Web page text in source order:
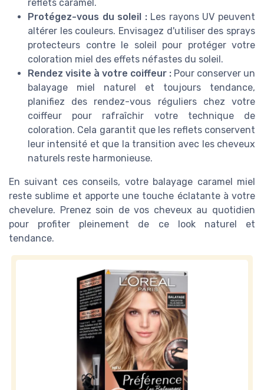
reflets caramel.
Protégez-vous du soleil :Les rayons UV peuvent
altérer les couleurs. Envisagez d'utiliser des sprays
protecteurs contre le soleil pour protéger votre
coloration miel des effets néfastes du soleil.
Rendez visite à votre coiffeur : Pour conserver un
balayage miel naturel et toujours tendance,
planifiez des rendez-vous réguliers chez votre
coiffeur pour rafraîchir votre technique de
coloration. Cela garantit que les reflets conservent
leur intensité et que la transition avec les cheveux
naturels reste harmonieuse.
En suivant ces conseils, votre balayage caramel miel
reste sublime et apporte une touche éclatante à votre
chevelure. Prenez soin de vos cheveux au quotidien
pour profiter pleinement de ce look naturel et
tendance.